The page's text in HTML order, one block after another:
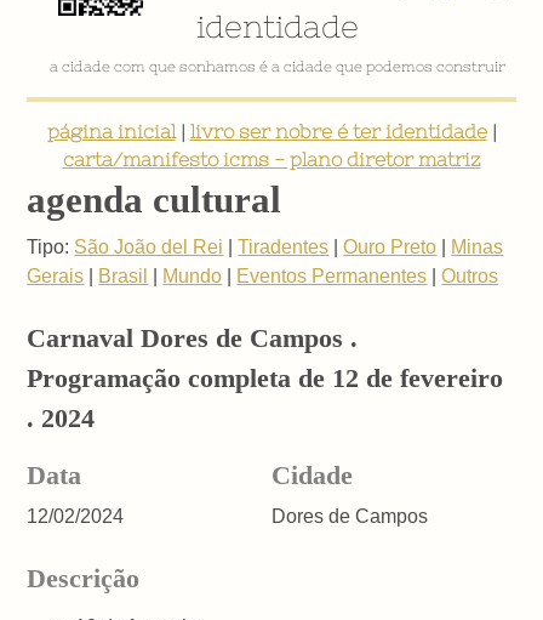
identidade
a cidade com que sonhamos é a cidade que podemos construir
página inicial| livro ser nobre é ter identidade|
carta/manifesto icms - plano diretor matriz
agenda cultural
Tipo: São João del Rei |Tiradentes |Ouro Preto
Minas
Gerais
Brasil Mundo Eventos Permanentes |Outros
Carnaval Dores de Campos .
Programação completa de 12 de fevereiro
. 2024
Data
12/02/2024
Cidade
Dores de Campos
Descrição